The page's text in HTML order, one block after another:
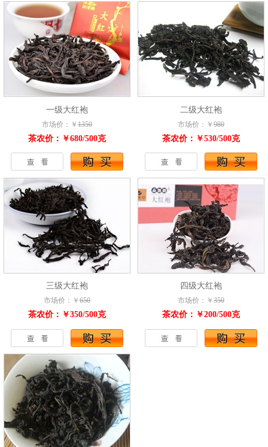
一级大红袍
市场价：￥ 1350
茶农价：￥680/500克
二级大红袍
市场价：￥ 980
茶农价：￥530/500克
三级大红袍
市场价：￥ 650
茶农价：￥350/500克
四级大红袍
市场价：￥ 350
茶农价：￥200/500克